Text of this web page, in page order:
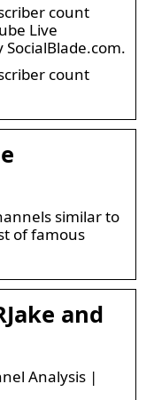
count
Live
count
similar to
of famous
and
Analysis |